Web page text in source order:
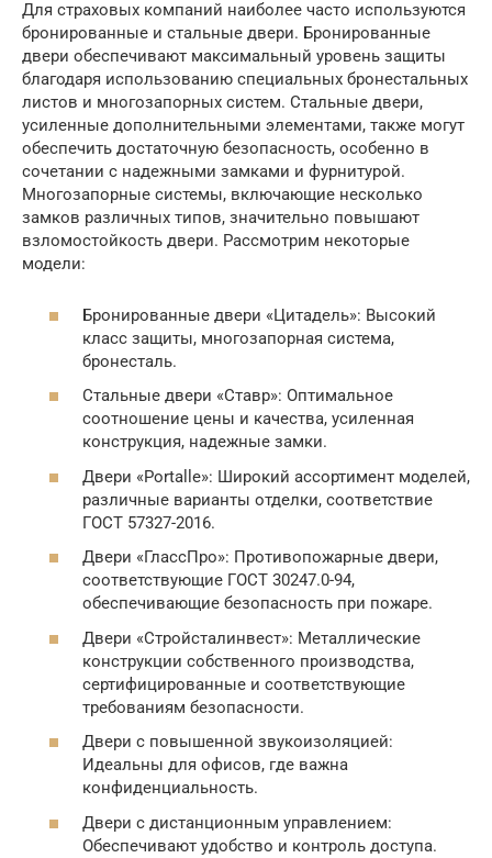
Для страховых компаний наиболее часто используются
бронированные и стальные двери. Бронированные
двери обеспечивают максимальный уровень защиты
благодаря использованию специальных бронестальных
листов и многозапорных систем. Стальные двери,
усиленные дополнительными элементами, также могут
обеспечить достаточную безопасность, особенно в
сочетании с надежными замками и фурнитурой.
Многозапорные системы, включающие несколько
замков различных типов, значительно повышают
взломостойкость двери. Рассмотрим некоторые
модели:
Бронированные двери «Цитадель»: Высокий
класс защиты, многозапорная система,
бронесталь.
Стальные двери «Ставр»: Оптимальное
соотношение цены и качества, усиленная
конструкция, надежные замки.
Двери «Portalle»: Широкий ассортимент моделей,
различные варианты отделки, соответствие
ГОСТ 57327-2016.
Двери «ГлассПро»: Противопожарные двери,
соответствующие ГОСТ 30247.0-94,
обеспечивающие безопасность при пожаре.
Двери «Стройсталинвест»: Металлические
конструкции собственного производства,
сертифицированные и соответствующие
требованиям безопасности.
Двери с повышенной звукоизоляцией:
Идеальны для офисов, где важна
конфиденциальность.
Двери с дистанционным управлением:
Обеспечивают удобство и контроль доступа.